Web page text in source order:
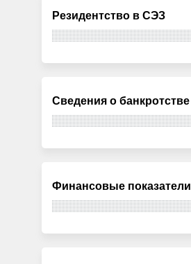
Резидентство в СЭЗ
Сведения о банкротстве
Финансовые показатели